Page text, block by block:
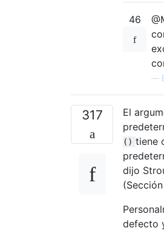
46
—
317
El
() tiene
dijo
defecto